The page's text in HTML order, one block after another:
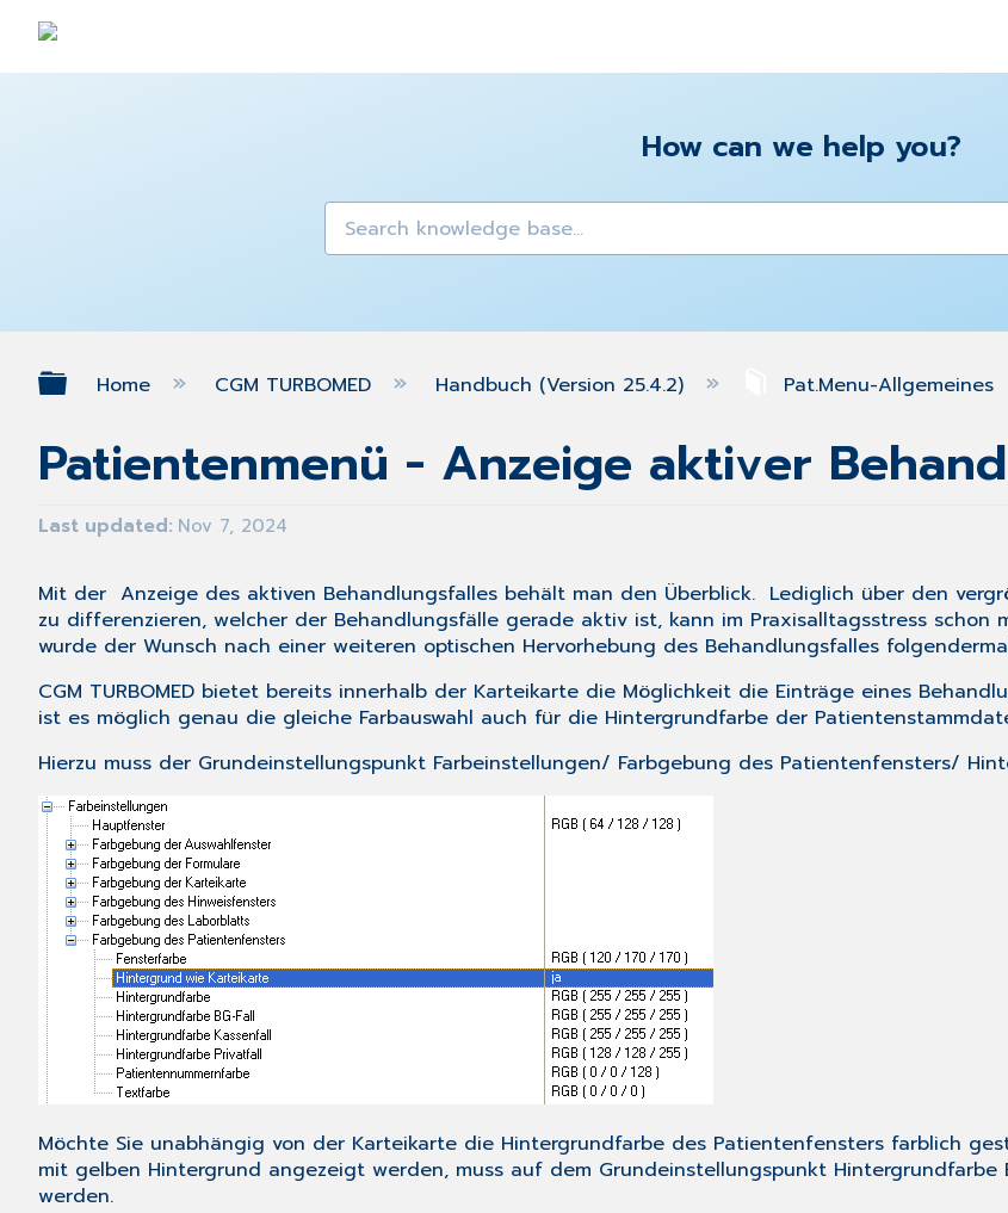
How can we help you?
Expand/collapse global hierarchy
Home CGM TURBOMED Handbuch (Version 25.4.2) Pat.Menu-Allgemeines
Patientenmenü - Anzeige aktiver
Last updated Nov 7, 2024
Mit der Anzeige des aktiven Behandlungsfalles behält man den Überblick. Lediglich über den
zu differenzieren, welcher der Behandlungsfälle gerade aktiv ist, kann im Praxisalltagsstress schon
wurde der Wunsch nach einer weiteren optischen Hervorhebung des Behandlungsfalles
CGM TURBOMED bietet bereits innerhalb der Karteikarte die Möglichkeit die Einträge eines
ist es möglich genau die gleiche Farbauswahl auch für die Hintergrundfarbe der
Hierzu muss der Grundeinstellungspunkt Farbeinstellungen/ Farbgebung des Patientenfensters/
Möchte Sie unabhängig von der Karteikarte die Hintergrundfarbe des Patientenfensters farblich
mit gelben Hintergrund angezeigt werden, muss auf dem Grundeinstellungspunkt Hintergrundfarbe
werden.